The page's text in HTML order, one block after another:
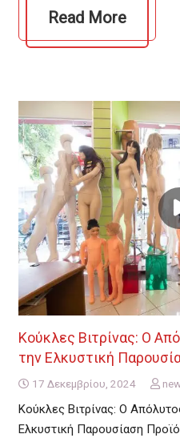
Read More
Κούκλες Βιτρίνας: Ο
την Ελκυστική
17 Δεκεμβρίου, 2024
Κούκλες Βιτρίνας: Ο
Ελκυστική Παρουσίαση